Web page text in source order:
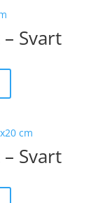
Svart
Svart